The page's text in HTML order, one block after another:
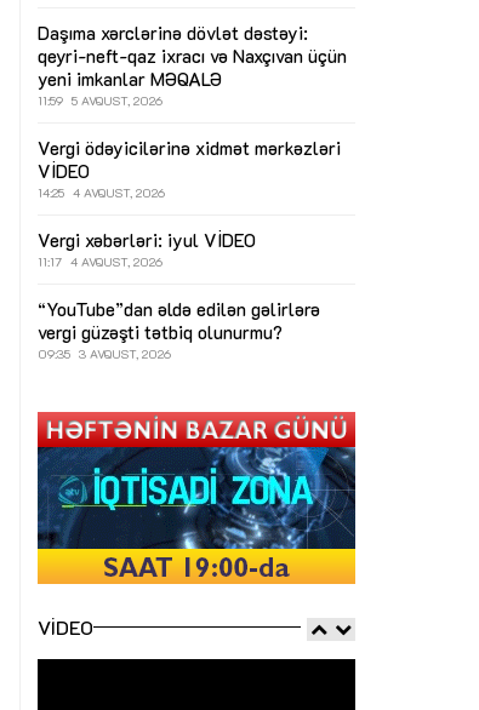
Daşıma xərclərinə dövlət dəstəyi:
qeyri-neft-qaz ixracı və Naxçıvan üçün
yeni imkanlar MƏQALƏ
11:59 5 AVQUST, 2026
Vergi ödəyicilərinə xidmət mərkəzləri
VİDEO
14:25 4 AVQUST, 2026
Vergi xəbərləri: iyul VİDEO
11:17 4 AVQUST, 2026
“YouTube”dan əldə edilən gəlirlərə
vergi güzəşti tətbiq olunurmu?
09:35 3 AVQUST, 2026
VIDEO